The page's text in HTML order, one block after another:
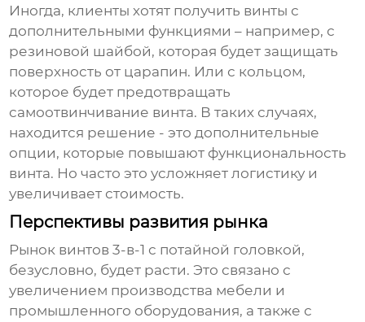
Иногда, клиенты хотят получить винты с
дополнительными функциями – например, с
резиновой шайбой, которая будет защищать
поверхность от царапин. Или с кольцом,
которое будет предотвращать
самоотвинчивание винта. В таких случаях,
находится решение - это дополнительные
опции, которые повышают функциональность
винта. Но часто это усложняет логистику и
увеличивает стоимость.
Перспективы развития рынка
Рынок винтов 3-в-1 с потайной головкой,
безусловно, будет расти. Это связано с
увеличением производства мебели и
промышленного оборудования, а также с